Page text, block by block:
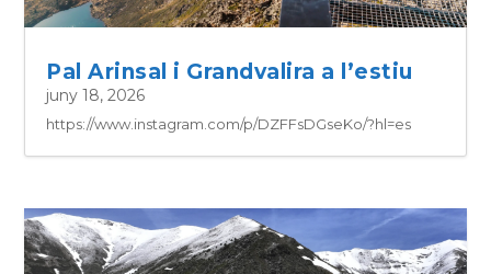
Pal Arinsal i Grandvalira a l’estiu
juny 18, 2026
https://www.instagram.com/p/DZFFsDGseKo/?hl=es